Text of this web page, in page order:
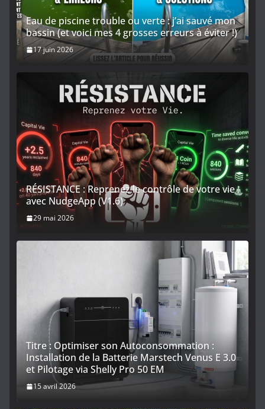
Eau de piscine trouble ou verte : j’ai sauvé mon
bassin (et voici mes 4 grosses erreurs à éviter !)
17 juin 2026
RÉSISTANCE : Reprenez le contrôle de votre vie
avec NudgeApp (V1.6)
29 mai 2026
Titre : Optimiser son Autoconsommation :
Installation de la Batterie Marstech Venus E 3.0
et Pilotage via Shelly Pro 50 EM
15 avril 2026